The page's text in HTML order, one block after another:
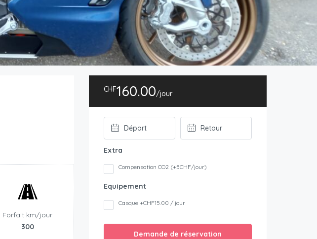
Forfait km/jour
300
CHF160.00/jour
Extra
Compensation CO2 (+5CHF/jour)
Equipement
Casque +CHF15.00 / jour
Demande de réservation